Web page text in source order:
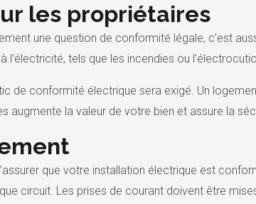
les propriétaires
une question de conformité légale, c’est
tels que les incendies ou
de conformité électrique sera exigé. Un
augmente la valeur de votre bien et assure la
que votre installation électrique est
circuit. Les prises de courant doivent être